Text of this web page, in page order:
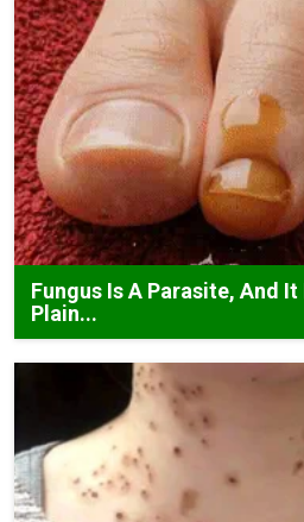
Fungus Is A Parasite, And
Plain...